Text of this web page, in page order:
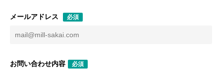
メールアドレス 必須
お問い合わせ内容 必須